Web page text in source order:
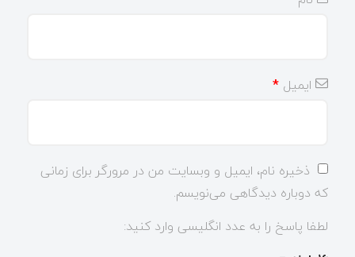
ایمیل *
ذخیره نام، ایمیل و وبسایت من در مرورگر برای زمانی
که دوباره دیدگاهی می‌نویسم.
لطفا پاسخ را به عدد انگلیسی وارد کنید: